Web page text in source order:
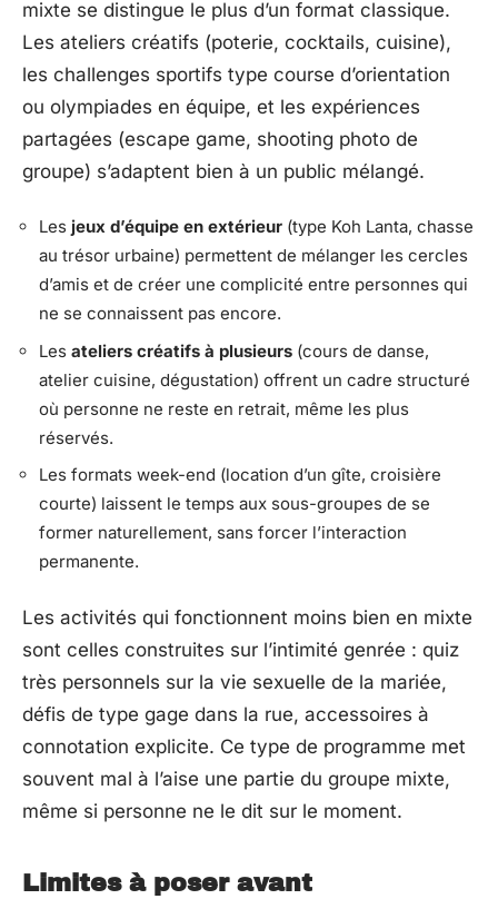
mixte se distingue le plus d’un format classique.
Les ateliers créatifs (poterie, cocktails, cuisine),
les challenges sportifs type course d’orientation
ou olympiades en équipe, et les expériences
partagées (escape game, shooting photo de
groupe) s’adaptent bien à un public mélangé.
Les jeux d’équipe en extérieur (type Koh Lanta, chasse
au trésor urbaine) permettent de mélanger les cercles
d’amis et de créer une complicité entre personnes qui
ne se connaissent pas encore.
Les ateliers créatifs à plusieurs (cours de danse,
atelier cuisine, dégustation) offrent un cadre structuré
où personne ne reste en retrait, même les plus
réservés.
Les formats week-end (location d’un gîte, croisière
courte) laissent le temps aux sous-groupes de se
former naturellement, sans forcer l’interaction
permanente.
Les activités qui fonctionnent moins bien en mixte
sont celles construites sur l’intimité genrée : quiz
très personnels sur la vie sexuelle de la mariée,
défis de type gage dans la rue, accessoires à
connotation explicite. Ce type de programme met
souvent mal à l’aise une partie du groupe mixte,
même si personne ne le dit sur le moment.
Limites à poser avant